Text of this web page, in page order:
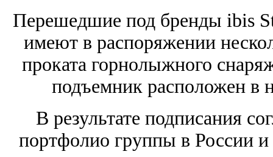
Перешедшие под бренды ibis
имеют в распоряжении
проката горнолыжного
подъемник расположен в
В результате подписания
портфолио группы в России